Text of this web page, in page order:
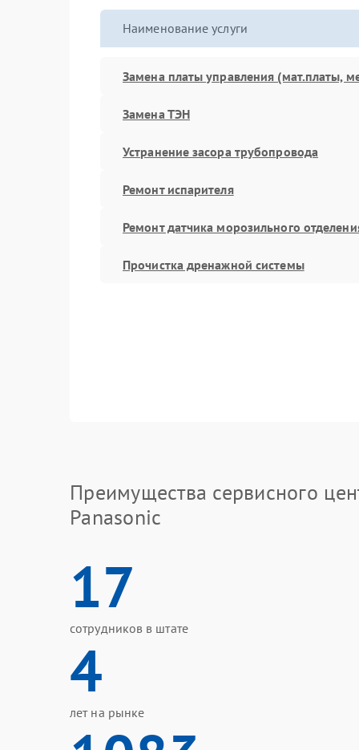
Наименование услуги
Замена платы управления (мат.платы,
Замена ТЭН
Устранение засора трубопровода
Ремонт испарителя
Ремонт датчика морозильного
Прочистка дренажной системы
Преимущества сервисного
Panasonic
17
сотрудников в штате
4
лет на рынке